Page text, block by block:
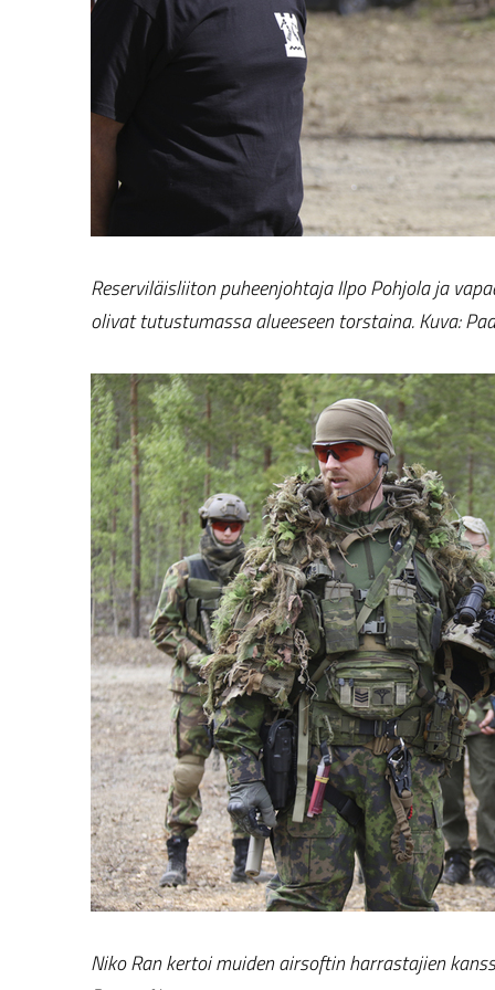
Reserviläisliiton puheenjohtaja Ilpo Pohjola ja
olivat tutustumassa alueeseen torstaina. Kuva:
Niko Ran kertoi muiden airsoftin harrastajien